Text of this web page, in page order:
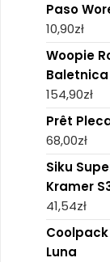
Paso
10,90zł
Woopie
Baletnica
154,90zł
Prêt
68,00zł
Siku
Kramer
41,54zł
Coolpack
Luna